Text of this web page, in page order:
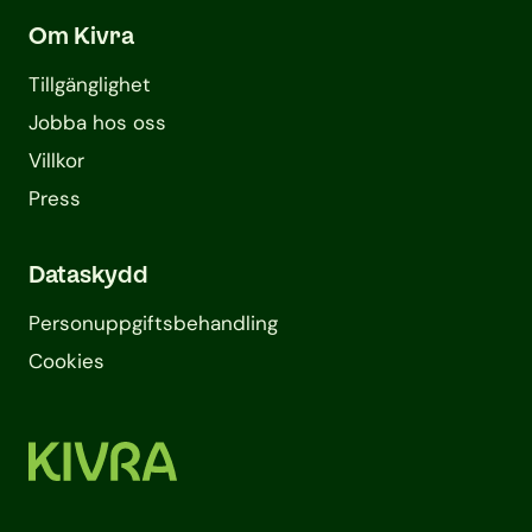
Om Kivra
Tillgänglighet
Jobba hos oss
Villkor
Press
Dataskydd
Personuppgifts­behandling
Cookies